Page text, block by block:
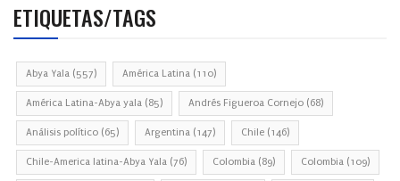
ETIQUETAS/TAGS
Abya Yala (557) América Latina (110)
América Latina-Abya yala (85) Andrés Figueroa Cornejo (68)
Análisis político (65) Argentina (147) Chile (146)
Chile-America latina-Abya Yala (76) Colombia (89) Colombia (109)